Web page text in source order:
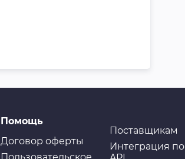
Помощь
Договор оферты
Поставщикам
Интеграция по